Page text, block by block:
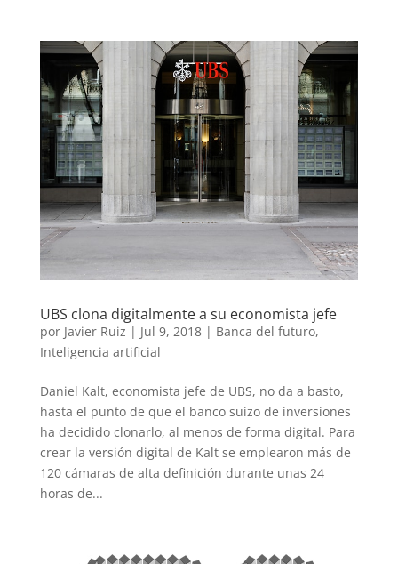
UBS clona digitalmente a su economista jefe
por Javier Ruiz | Jul 9, 2018| Banca del futuro,
Inteligencia artificial
Daniel Kalt, economista jefe de UBS, no da a basto,
hasta el punto de que el banco suizo de inversiones
ha decidido clonarlo, al menos de forma digital. Para
crear la versión digital de Kalt se emplearon más de
120 cámaras de alta definición durante unas 24
horas de...